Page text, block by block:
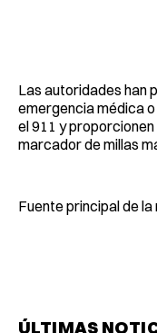
Las autoridades han
emergencia médica
el 911 y
marcador de millas
Fuente principal de la
ÚLTIMAS